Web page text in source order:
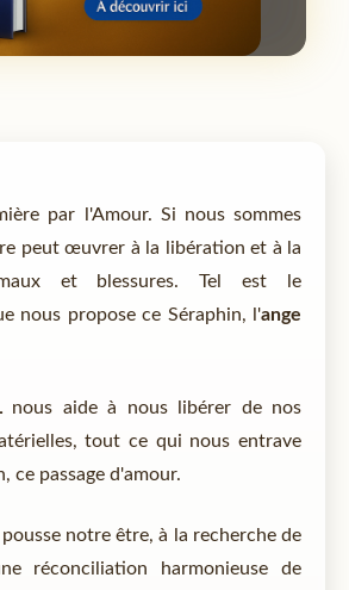
par l'Amour. Si nous sommes
peut œuvrer à la libération et à la
et blessures. Tel est le
nous propose ce Séraphin, l'ange
nous aide à nous libérer de nos
tout ce qui nous entrave
ce passage d'amour.
pousse notre être, à la recherche de
réconciliation harmonieuse de